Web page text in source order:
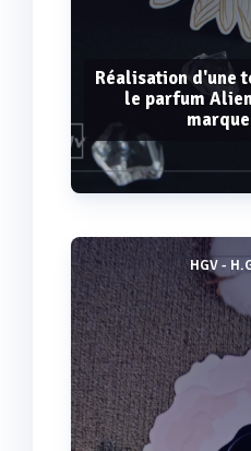
Réalisation d'une
le parfum
Voir
HGV -